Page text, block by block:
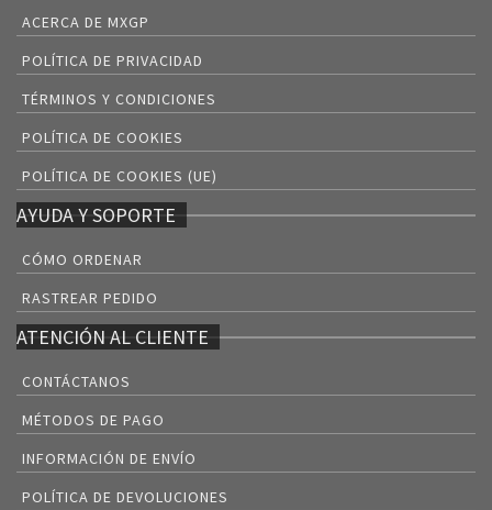
ACERCA DE MXGP
POLÍTICA DE PRIVACIDAD
TÉRMINOS Y CONDICIONES
POLÍTICA DE COOKIES
POLÍTICA DE COOKIES (UE)
AYUDA Y SOPORTE
CÓMO ORDENAR
RASTREAR PEDIDO
ATENCIÓN AL CLIENTE
CONTÁCTANOS
MÉTODOS DE PAGO
INFORMACIÓN DE ENVÍO
POLÍTICA DE DEVOLUCIONES